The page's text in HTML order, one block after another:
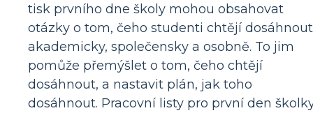
tisk prvního dne školy mohou obsahovat
otázky o tom, čeho studenti chtějí dosáhnout
akademicky, společensky a osobně. To jim
pomůže přemýšlet o tom, čeho chtějí
dosáhnout, a nastavit plán, jak toho
dosáhnout. Pracovní listy pro první den